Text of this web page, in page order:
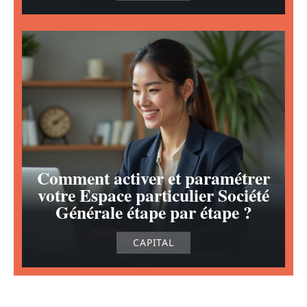
Comment activer et paramétrer
votre Espace particulier Société
Générale étape par étape ?
CAPITAL